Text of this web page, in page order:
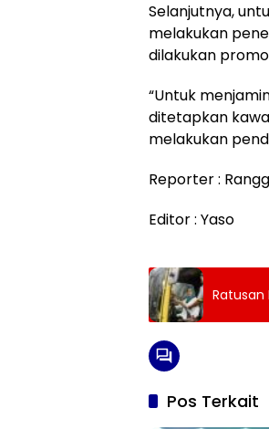
Selanjutnya,
melakukan
dilakukan
“Untuk
ditetapkan
melakukan
Reporter :
Editor : Yaso
Ratusan
Pos Terkait